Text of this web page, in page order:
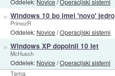
Tema
Oddelek: Novice/Operacijski sistemi
» Windows 10 bo imel 'novo' jedro
PrimozR
Oddelek: Novice/Operacijski sistemi
» Windows XP dopolnil 10 let
McHusch
Oddelek: Novice/Operacijski sistemi